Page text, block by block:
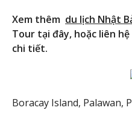
Xem thêm du lịch Nhật
Tour tại đây, hoặc liên
chi tiết.
Boracay Island, Palawan,